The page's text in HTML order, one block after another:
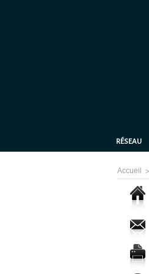
RÉSEAU
Accueil >